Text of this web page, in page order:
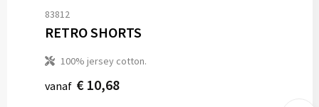
83812
RETRO SHORTS
100% jersey cotton.
vanaf € 10,68